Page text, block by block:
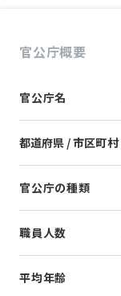
官公庁概要
官公庁名
都道府県 / 市区町村
官公庁の種類
職員人数
平均年齢